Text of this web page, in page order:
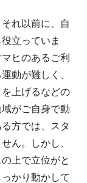
れ以前に、自
立っていま
ヒのあるご利
動が難しく、
上げるなどの
がご自身で動
方では、スタ
ん。しかし、
上で立位がと
かり動かして